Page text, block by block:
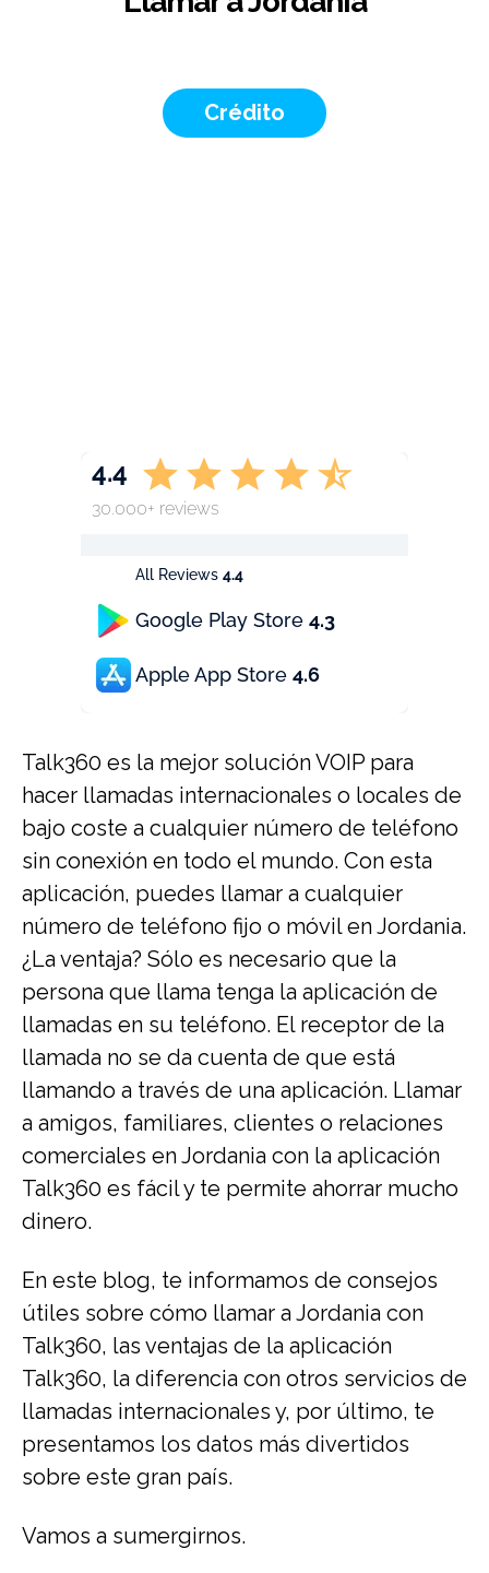
Crédito
All Reviews 4.4
Google Play Store 4.3
Apple App Store 4.6
4.4
30.000+ reviews
Talk360 es la mejor solución VOIP para
hacer llamadas internacionales o locales de
bajo coste a cualquier número de teléfono
sin conexión en todo el mundo. Con esta
aplicación, puedes llamar a cualquier
número de teléfono fijo o móvil en Jordania.
¿La ventaja? Sólo es necesario que la
persona que llama tenga la aplicación de
llamadas en su teléfono. El receptor de la
llamada no se da cuenta de que está
llamando a través de una aplicación. Llamar
a amigos, familiares, clientes o relaciones
comerciales en Jordania con la aplicación
Talk360 es fácil y te permite ahorrar mucho
dinero.
En este blog, te informamos de consejos
útiles sobre cómo llamar a Jordania con
Talk360, las ventajas de la aplicación
Talk360, la diferencia con otros servicios de
llamadas internacionales y, por último, te
presentamos los datos más divertidos
sobre este gran país.
Vamos a sumergirnos.